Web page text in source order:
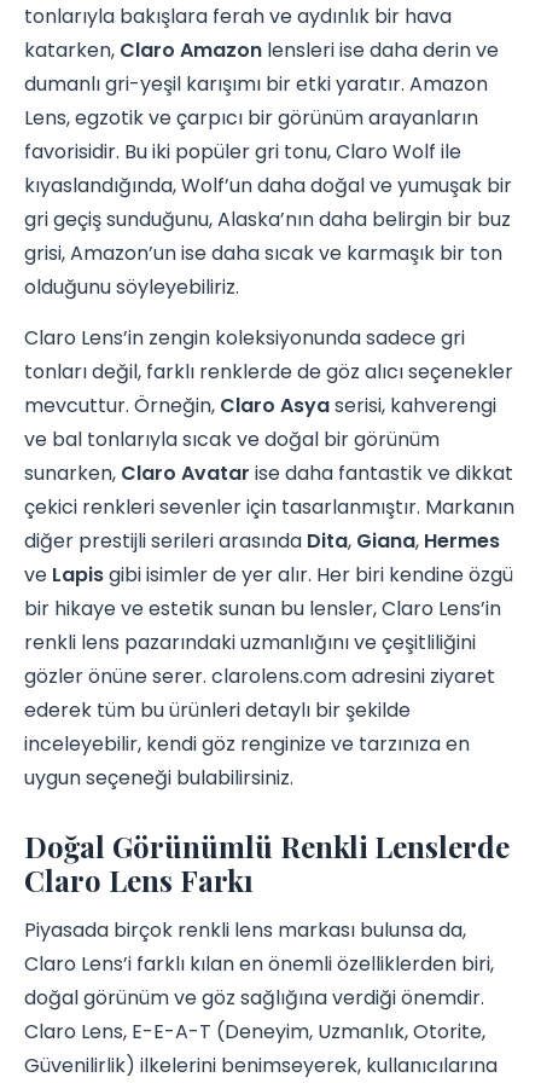
tonlarıyla bakışlara ferah ve aydınlık bir hava
katarken, Claro Amazon lensleri ise daha derin ve
dumanlı gri-yeşil karışımı bir etki yaratır. Amazon
Lens, egzotik ve çarpıcı bir görünüm arayanların
favorisidir. Bu iki popüler gri tonu, Claro Wolf ile
kıyaslandığında, Wolf’un daha doğal ve yumuşak bir
gri geçiş sunduğunu, Alaska’nın daha belirgin bir buz
grisi, Amazon’un ise daha sıcak ve karmaşık bir ton
olduğunu söyleyebiliriz.
Claro Lens’in zengin koleksiyonunda sadece gri
tonları değil, farklı renklerde de göz alıcı seçenekler
mevcuttur. Örneğin, Claro Asyaserisi, kahverengi
ve bal tonlarıyla sıcak ve doğal bir görünüm
sunarken, Claro Avatar ise daha fantastik ve dikkat
çekici renkleri sevenler için tasarlanmıştır. Markanın
diğer prestijli serileri arasında Dita, Giana, Hermes
ve Lapisgibi isimler de yer alır. Her biri kendine özgü
bir hikaye ve estetik sunan bu lensler, Claro Lens’in
renkli lens pazarındaki uzmanlığını ve çeşitliliğini
gözler önüne serer. clarolens.com adresini ziyaret
ederek tüm bu ürünleri detaylı bir şekilde
inceleyebilir, kendi göz renginize ve tarzınıza en
uygun seçeneği bulabilirsiniz.
Doğal Görünümlü Renkli Lenslerde
Claro Lens Farkı
Piyasada birçok renkli lens markası bulunsa da,
Claro Lens’i farklı kılan en önemli özelliklerden biri,
doğal görünüm ve göz sağlığına verdiği önemdir.
Claro Lens, E-E-A-T (Deneyim, Uzmanlık, Otorite,
Güvenilirlik) ilkelerini benimseyerek, kullanıcılarına